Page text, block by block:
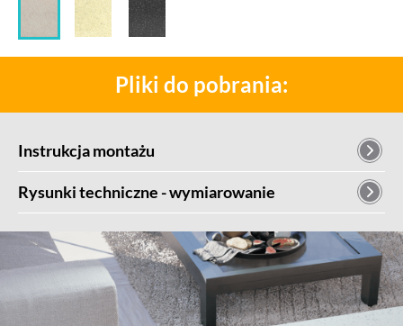
Pliki do pobrania:
Instrukcja montażu
Rysunki techniczne - wymiarowanie